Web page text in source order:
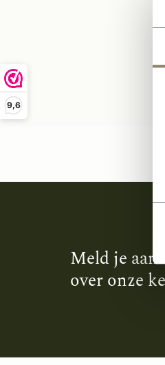
9,6
Meld je
over onze